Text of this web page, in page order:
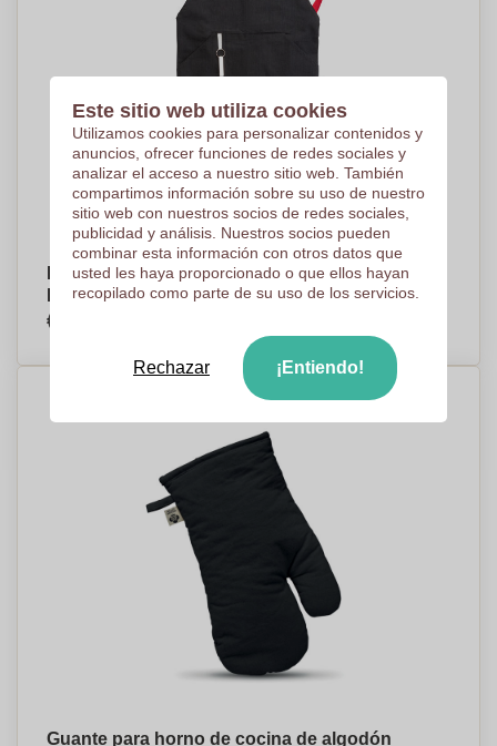
Delantal de Poliéster-Algodón con Abridor de
Botellas - Elciego
€3,44
Guante para horno de cocina de algodón
Este sitio web utiliza cookies
Utilizamos cookies para personalizar contenidos y
anuncios, ofrecer funciones de redes sociales y
analizar el acceso a nuestro sitio web. También
compartimos información sobre su uso de nuestro
sitio web con nuestros socios de redes sociales,
publicidad y análisis. Nuestros socios pueden
combinar esta información con otros datos que
usted les haya proporcionado o que ellos hayan
recopilado como parte de su uso de los servicios.
Rechazar ¡Entiendo!